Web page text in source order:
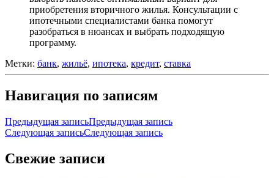
приобретения вторичного жилья. Консультации с
ипотечными специалистами банка помогут
разобраться в нюансах и выбрать подходящую
программу.
Метки: банк, жильё, ипотека, кредит, ставка
Навигация по записям
Предыдущая записьПредыдущая запись
Следующая записьСледующая запись
Свежие записи